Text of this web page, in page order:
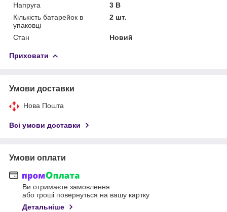
Напруга
3 В
Кількість батарейок в
упаковці
2 шт.
Стан Новий
Приховати
Умови доставки
Нова Пошта
Всі умови доставки
Умови оплати
Ви отримаєте замовлення
або гроші повернуться на вашу картку
Детальніше